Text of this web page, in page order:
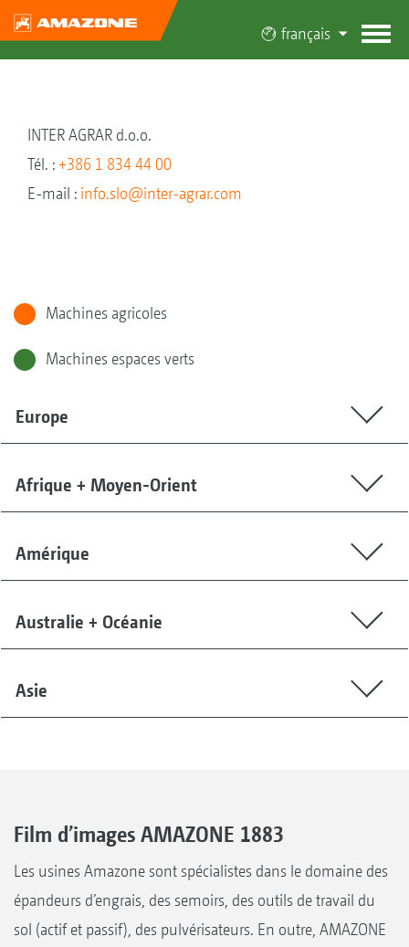
français
INTER AGRAR d.o.o.
Tél. :+386 1 834 44 00
E-mail : info.slo@inter-agrar.com
Machines agricoles
Machines espaces verts
Europe
Afrique + Moyen-Orient
Amérique
Australie + Océanie
Asie
Film d’images AMAZONE 1883
Les usines Amazone sont spécialistes dans le domaine des
épandeurs d’engrais, des semoirs, des outils de travail du
sol (actif et passif), des pulvérisateurs. En outre, AMAZONE